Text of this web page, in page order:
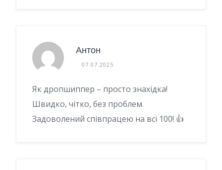
Антон
07.07.2025
Як дропшиппер – просто знахідка!
Швидко, чітко, без проблем.
Задоволений співпрацею на всі 100! 👍